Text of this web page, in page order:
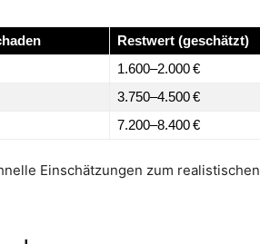
Restwert (geschätzt)
1.600–2.000 €
3.750–4.500 €
7.200–8.400 €
Einschätzungen zum realistischen